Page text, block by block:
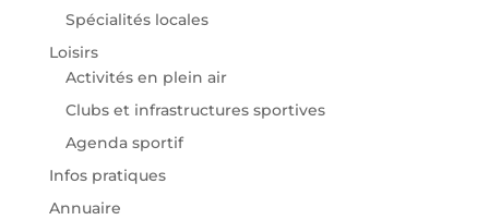
Spécialités locales
Loisirs
Activités en plein air
Clubs et infrastructures sportives
Agenda sportif
Infos pratiques
Annuaire